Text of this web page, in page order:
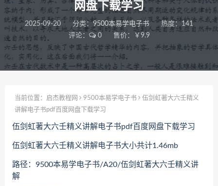
网盘下载学习
2025-09-20 分类：9500本易学电子书
热度：141
评论：
0 售价：￥9.9
当前位置： 启杰教程网 9500本易学电子书
伍剑虹著大六壬精义
讲解电子书pdf百度网盘下载学习
伍剑虹著大六壬精义讲解电子书pdf百度网盘下载学习
伍剑虹著大六壬精义讲解电子书大小共计1.46mb
路径：9500本易学电子书/A20/伍剑虹著大六壬精义讲
解